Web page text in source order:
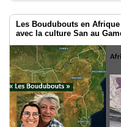
Les Boudubouts en
avec la culture San au